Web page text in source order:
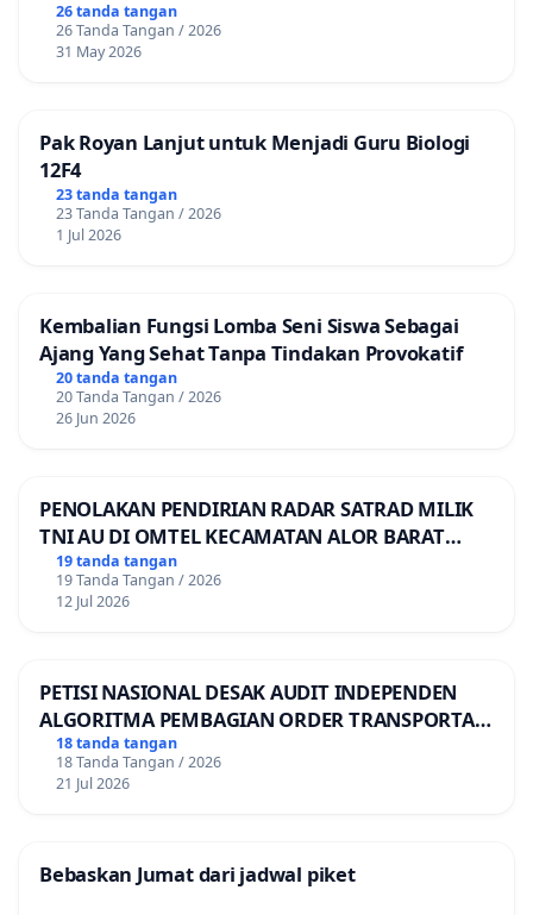
26 tanda tangan
26 Tanda Tangan / 2026
31 May 2026
Pak Royan Lanjut untuk Menjadi Guru Biologi
12F4
23 tanda tangan
23 Tanda Tangan / 2026
1 Jul 2026
Kembalian Fungsi Lomba Seni Siswa Sebagai
Ajang Yang Sehat Tanpa Tindakan Provokatif
20 tanda tangan
20 Tanda Tangan / 2026
26 Jun 2026
PENOLAKAN PENDIRIAN RADAR SATRAD MILIK
TNI AU DI OMTEL KECAMATAN ALOR BARAT
LAUT, KABUPATEN ALOR
19 tanda tangan
19 Tanda Tangan / 2026
12 Jul 2026
PETISI NASIONAL DESAK AUDIT INDEPENDEN
ALGORITMA PEMBAGIAN ORDER TRANSPORTASI
ONLINE
18 tanda tangan
18 Tanda Tangan / 2026
21 Jul 2026
Bebaskan Jumat dari jadwal piket